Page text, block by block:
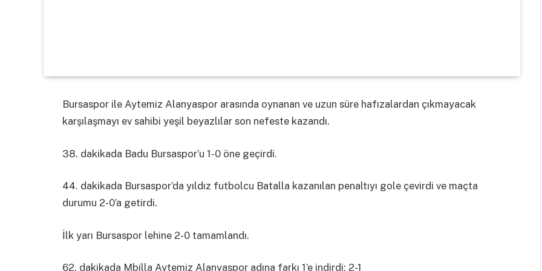
Bursaspor ile Aytemiz Alanyaspor arasında oynanan ve uzun süre hafızalardan çıkmayacak
karşılaşmayı ev sahibi yeşil beyazlılar son nefeste kazandı.
38. dakikada Badu Bursaspor’u 1-0 öne geçirdi.
44. dakikada Bursaspor’da yıldız futbolcu Batalla kazanılan penaltıyı gole çevirdi ve maçta
durumu 2-0’a getirdi.
İlk yarı Bursaspor lehine 2-0 tamamlandı.
62. dakikada Mbilla Aytemiz Alanyaspor adına farkı 1’e indirdi: 2-1